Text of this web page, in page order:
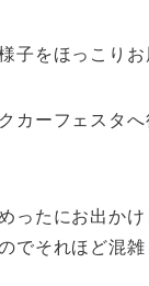
子をほっこり
カーフェスタへ
ったにお出か
でそれほど混雑